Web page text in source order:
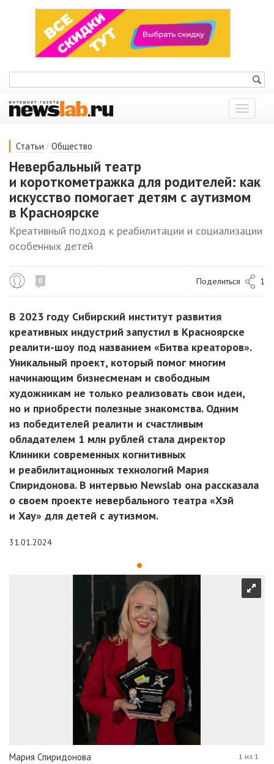
Показать
меню
Статьи / Общество
Невербальный театр
и короткометражка для родителей: как
искусство помогает детям с аутизмом
в Красноярске
Креативный подход к реабилитации и социализации
особенных детей
0 Поделиться 1
В 2023 году Сибирский институт развития
креативных индустрий запустил в Красноярске
реалити-шоу под названием «Битва креаторов».
Уникальный проект, который помог многим
начинающим бизнесменам и свободным
художникам не только реализовать свои идеи,
но и приобрести полезные знакомства. Одним
из победителей реалити и счастливым
обладателем 1 млн рублей стала директор
Клиники современных когнитивных
и реабилитационных технологий Мария
Спиридонова. В интервью Newslab она рассказала
о своем проекте невербального театра «Хэй
и Хау» для детей с аутизмом.
31.01.2024
Мария Спиридонова 1 из 1